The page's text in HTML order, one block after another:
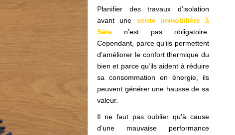
Planifier des travaux d’isolation
avant une vente immobilière à
Sète n’est pas obligatoire.
Cependant, parce qu’ils permettent
d’améliorer le confort thermique du
bien et parce qu’ils aident à réduire
sa consommation en énergie, ils
peuvent générer une hausse de sa
valeur.
Il ne faut pas oublier qu’à cause
d’une mauvaise performance